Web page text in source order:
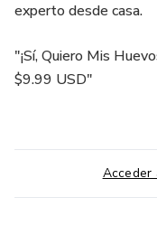
experto desde casa.
"¡Sí, Quiero Mis
$9.99 USD"
Acceder